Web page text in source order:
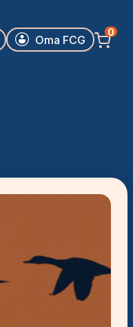
Oma FCG
0